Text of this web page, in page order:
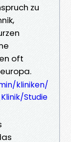
zu
oft
kliniken/
Studie